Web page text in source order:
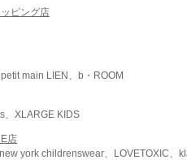
ピング店
main LIEN、b・ROOM
、XLARGE KIDS
店
york childrenswear、LOVETOXIC、